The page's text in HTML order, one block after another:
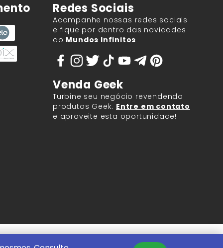
Redes Sociais
Acompanhe nossas redes sociais
e fique por dentro das novidades
do Mundos Infinitos
Venda Geek
Turbine seu negócio revendendo
produtos Geek. Entre em contato
e aproveite esta oportunidade!
0001-60.